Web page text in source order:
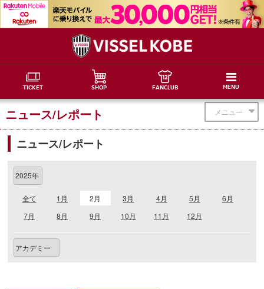
TICKET SHOP FANCLUB MENU
メニュー
ニュース/レポート
ニュース/レポート
全て 1月 2月 3月 4月 5月
6月
7月
8月 9月 10月 11月 12月